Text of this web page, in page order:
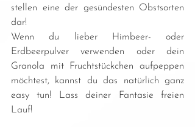
stellen eine der gesündesten Obstsorten
dar!
Wenn du lieber Himbeer- oder
Erdbeerpulver verwenden oder dein
Granola mit Fruchtstückchen aufpeppen
möchtest, kannst du das natürlich ganz
easy tun! Lass deiner Fantasie freien
Lauf!